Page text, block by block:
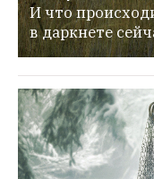
И что
в даркнете